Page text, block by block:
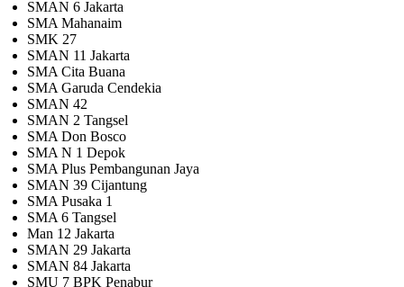
SMAN 6 Jakarta
SMA Mahanaim
SMK 27
SMAN 11 Jakarta
SMA Cita Buana
SMA Garuda Cendekia
SMAN 42
SMAN 2 Tangsel
SMA Don Bosco
SMA N 1 Depok
SMA Plus Pembangunan Jaya
SMAN 39 Cijantung
SMA Pusaka 1
SMA 6 Tangsel
Man 12 Jakarta
SMAN 29 Jakarta
SMAN 84 Jakarta
SMU 7 BPK Penabur